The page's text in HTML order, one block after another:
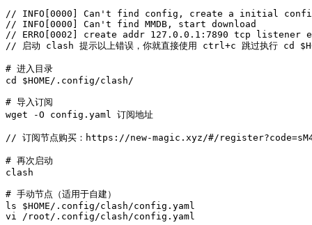
// INFO[0000] Can't find config, create a initial
// INFO[0000] Can't find MMDB, start
// ERRO[0002] create addr 127.0.0.1:7890 tcp
// 启动 clash 提示以上错误，你就直接使用 ctrl+c 跳过执行 cd
# 进入目录
cd $HOME/.config/clash/
# 导入订阅
wget -O config.yaml 订阅地址
// 订阅节点购买：https://new-magic.xyz/#/
# 再次启动
clash
# 手动节点（适用于自建）
ls $HOME/.config/clash/config.yaml
vi /root/.config/clash/config.yaml